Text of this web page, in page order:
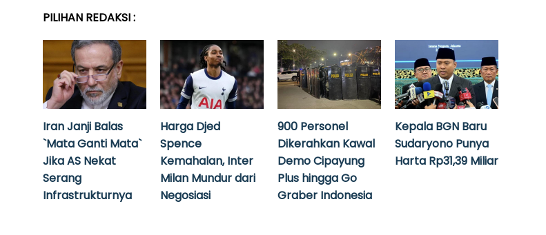
PILIHAN REDAKSI :
Iran Janji Balas
`Mata Ganti Mata`
Jika AS Nekat
Serang
Infrastrukturnya
Harga Djed
Spence
Kemahalan, Inter
Milan Mundur dari
Negosiasi
900 Personel
Dikerahkan Kawal
Demo Cipayung
Plus hingga Go
Graber Indonesia
Kepala BGN Baru
Sudaryono Punya
Harta Rp31,39 Miliar